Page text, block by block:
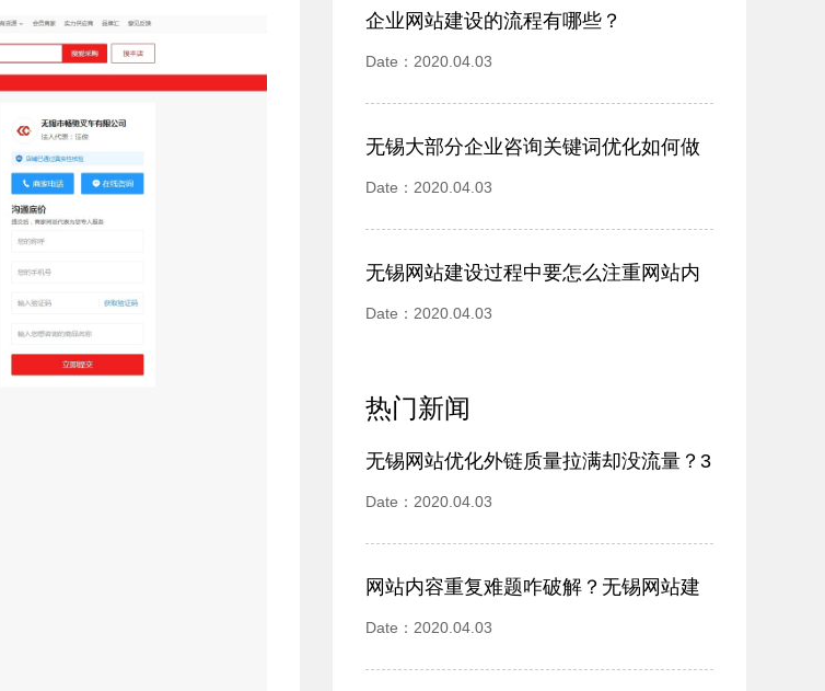
企业网站建设的流程有哪些？
Date：2020.04.03
无锡大部分企业咨询关键词优化如何做
更有优势？
Date：2020.04.03
无锡网站建设过程中要怎么注重网站内
容的建设
Date：2020.04.03
热门新闻
无锡网站优化外链质量拉满却没流量？3
个核心坑点拆解
Date：2020.04.03
网站内容重复难题咋破解？无锡网站建
设公司来支招
Date：2020.04.03